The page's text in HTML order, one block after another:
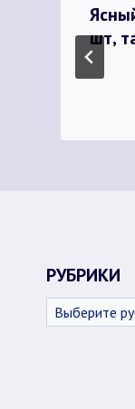
шт,
РУБРИКИ
Рубрики